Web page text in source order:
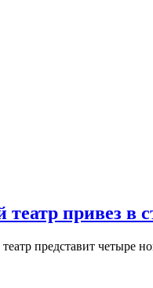
привез в
представит четыре